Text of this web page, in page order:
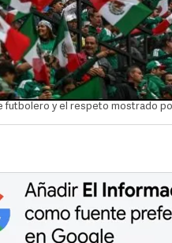
y el respeto mostrado